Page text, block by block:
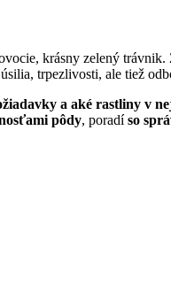
krásny zelený
trpezlivosti, ale tiež
a aké rastliny v
pôdy, poradíso